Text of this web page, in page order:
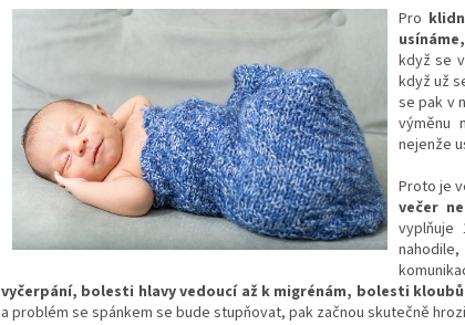
Pro
když se
když už
se pak v
výměnu
nejenže
Proto je
večer
vyplňuje
vyčerpání, bolesti hlavy vedoucí až k migrénám, bolesti
a problém se spánkem se bude stupňovat, pak začnou skutečně